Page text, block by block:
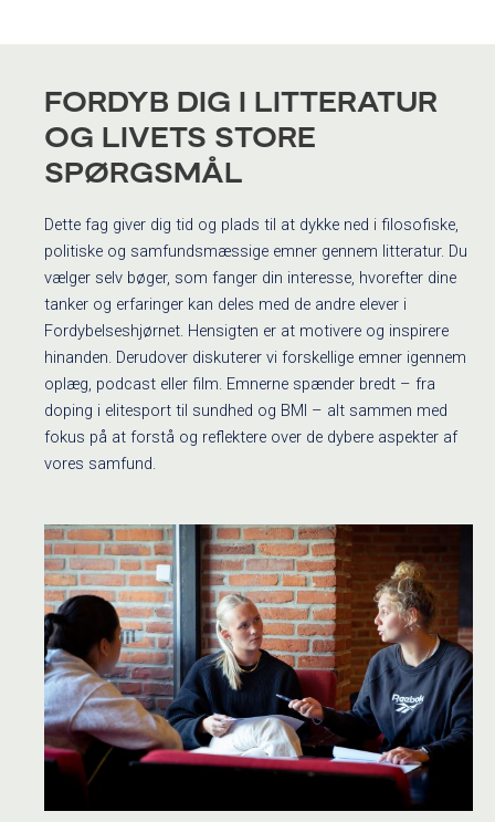
FORDYB DIG I LITTERATUR
OG LIVETS STORE
SPØRGSMÅL
Dette fag giver dig tid og plads til at dykke ned i filosofiske,
politiske og samfundsmæssige emner gennem litteratur. Du
vælger selv bøger, som fanger din interesse, hvorefter dine
tanker og erfaringer kan deles med de andre elever i
Fordybelseshjørnet. Hensigten er at motivere og inspirere
hinanden. Derudover diskuterer vi forskellige emner igennem
oplæg, podcast eller film. Emnerne spænder bredt – fra
doping i elitesport til sundhed og BMI – alt sammen med
fokus på at forstå og reflektere over de dybere aspekter af
vores samfund.